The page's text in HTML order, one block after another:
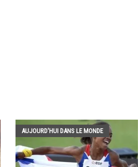
AUJOURD'HUI DANS LE MONDE